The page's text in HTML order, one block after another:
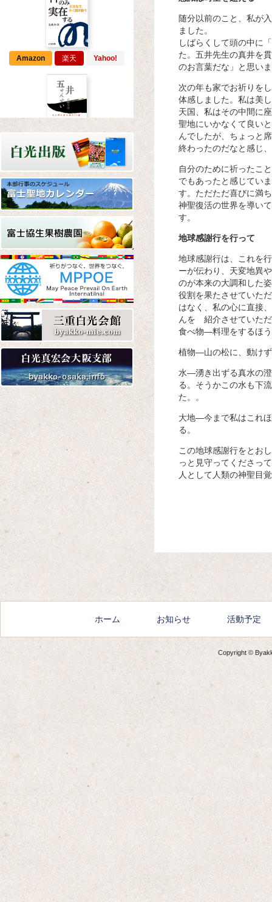
随分以前のこと、私が
ました。
しばらくして頭の中に
た。五井先生の真井を
のお言葉だな」と思い
次の年も家でお祈りを
体感しました。私は美
天国、私はその中間に
聖地にいかなくて良い
んでしたが、ちょっと
終わったのだなと感じ
自分のために祈ったこ
でもあったと感じてい
す。ただただ喜びに満
神聖復活の世界を導い
す。
地球感謝行を行って
地球感謝行は、これを
ーが伝わり、天変地異
のが本来の大調和した
役割を果たさせていた
はなく、私の心に直接
んを 紹介させていた
食べ物―料理をするほ
植物―山の松に、動け
水―湧き出ずる真水の
る。そうかこの水も下
た。。
大地―今まで私はこれ
る。
この地球感謝行をとお
っと見守ってくださっ
人として人類の神聖目
Amazon 楽天 Yahoo!
Amazon 楽天 Yahoo!
Amazon 楽天 Yahoo!
Amazon 楽天 Yahoo!
ホーム お知らせ 活動予定
Copyright ©